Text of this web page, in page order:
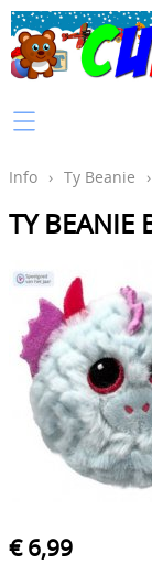
Home
Info
Mijn account
Info › Ty Beanie ›
TY BEANIE
€ 6,99